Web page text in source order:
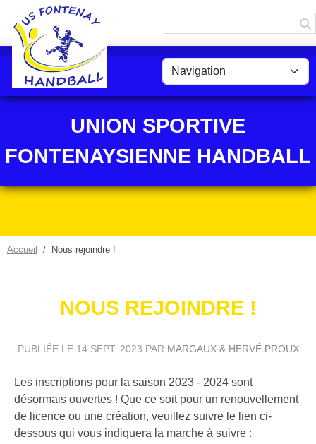
UNION SPORTIVE
FONTENAYSIENNE HANDBALL
Accueil Nous rejoindre !
NOUS REJOINDRE !
PUBLIÉE LE 14 SEPT. 2023 PAR MARGAUX & HERVÉ PROUX
Les inscriptions pour la saison 2023 - 2024 sont
désormais ouvertes ! Que ce soit pour un renouvellement
de licence ou une création, veuillez suivre le lien ci-
dessous qui vous indiquera la marche à suivre :
Panneau de gestion des cookies